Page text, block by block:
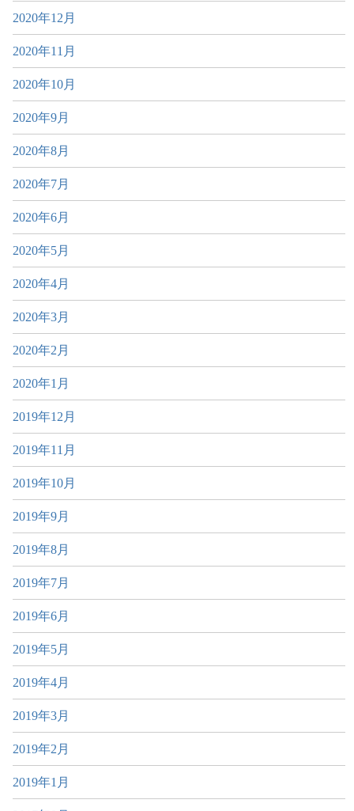
2020年12月
2020年11月
2020年10月
2020年9月
2020年8月
2020年7月
2020年6月
2020年5月
2020年4月
2020年3月
2020年2月
2020年1月
2019年12月
2019年11月
2019年10月
2019年9月
2019年8月
2019年7月
2019年6月
2019年5月
2019年4月
2019年3月
2019年2月
2019年1月